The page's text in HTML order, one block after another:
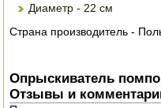
ТОВАРЫ ДЛЯ ЗИМЫ
ОБОРУДОВАНИЕ
Диаметр - 22 см
Страна производитель -
Опрыскиватель
Отзывы и